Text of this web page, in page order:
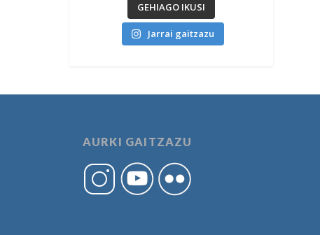
GEHIAGO IKUSI
Jarrai gaitzazu
AURKI GAITZAZU